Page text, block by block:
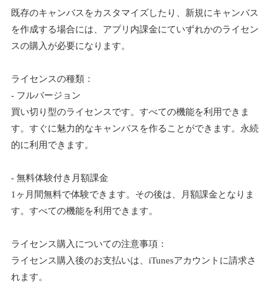
既存のキャンバスをカスタマイズしたり、新規にキャンバス
を作成する場合には、アプリ内課金にていずれかのライセン
スの購入が必要になります。
ライセンスの種類：
- フルバージョン
買い切り型のライセンスです。すべての機能を利用できま
す。すぐに魅力的なキャンバスを作ることができます。永続
的に利用できます。
- 無料体験付き月額課金
1ヶ月間無料で体験できます。その後は、月額課金となりま
す。すべての機能を利用できます。
ライセンス購入についての注意事項：
ライセンス購入後のお支払いは、iTunesアカウントに請求さ
れます。